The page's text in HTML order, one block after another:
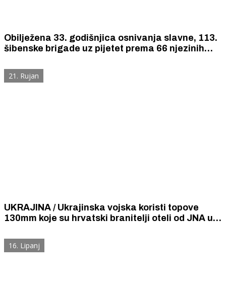
Obilježena 33. godišnjica osnivanja slavne, 113.
šibenske brigade uz pijetet prema 66 njezinih
21. Rujan
UKRAJINA / Ukrajinska vojska koristi topove
130mm koje su hrvatski branitelji oteli od JNA u
130-tice?
16. Lipanj